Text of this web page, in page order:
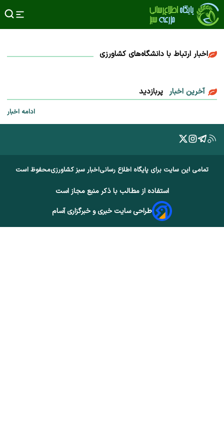
اخبار ارتباط با دانشگاه‌‌های کشاورزی
آخرین اخبار پربازدید
ادامه اخبار
تمامی این سایت برای پایگاه اطلاع رسانیاخبار سبز کشاورزیمحفوظ است
استفاده از مطالب با ذکر منبع مجاز است
طراحی سایت خبری و خبرگزاری آسام